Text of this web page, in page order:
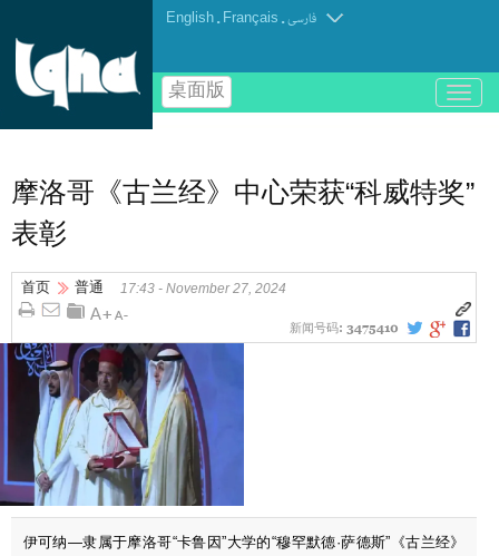
English . Français .فارسی
桌面版
باز
و
منو
摩洛哥《古兰经》中心荣获“科威特奖”
表彰
首页 普通 17:43 - November 27, 2024
新闻号码: 3475410
伊可纳—隶属于摩洛哥“卡鲁因”大学的“穆罕默德·萨德斯”《古兰经》